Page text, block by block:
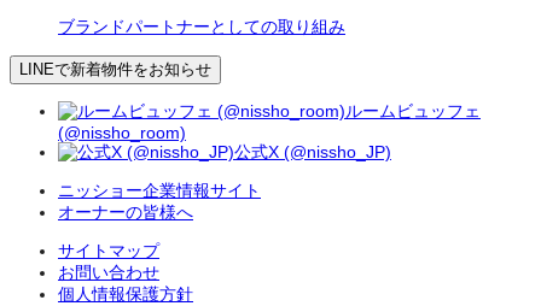
ブランドパートナーとしての取り組み
LINEで新着物件をお知らせ
ルームビュッフェ
(@nissho_room)
公式X (@nissho_JP)
ニッショー企業情報サイト
オーナーの皆様へ
サイトマップ
お問い合わせ
個人情報保護方針